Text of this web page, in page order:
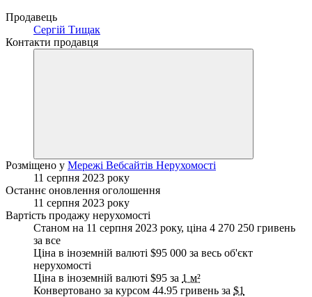
Продавець
Сергій Тищак
Контакти продавця
Розміщено у Мережі Вебсайтів Нерухомості
11 серпня 2023 року
Останнє оновлення оголошення
11 серпня 2023 року
Вартість продажу нерухомості
Станом на 11 серпня 2023 року, ціна 4 270 250 гривень
за все
Ціна в іноземній валюті $95 000 за весь об'єкт
нерухомості
Ціна в іноземній валюті $95 за 1 м²
Конвертовано за курсом 44.95 гривень за $1